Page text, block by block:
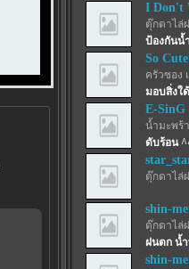
I Don't
ตุ๊กตาไล่
ป้องกันน้
So
ครัวซอง
มอบสิ่งใ
E-SinG
น้ำมะพร้
ดับร้อน
ตุ๊กตาไล่
shin-
ตุ๊กตาไล่
ฝนตก น้
shin-